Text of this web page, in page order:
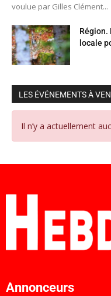
voulue par Gilles Clément...
Région.
locale
LES ÉVÉNEMENTS À
Il n’y a actuellement
Annonceurs